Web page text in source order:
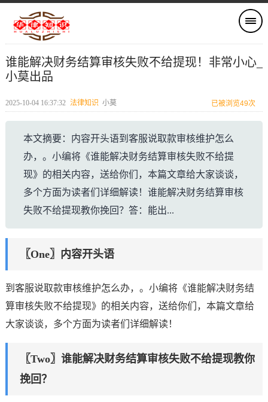
谁能解决财务结算审核失败不给提现！非常小心_
小莫出品
2025-10-04 16:37:32 法律知识 小莫 已被浏览49次
本文摘要：内容开头语到客服说取款审核维护怎么
办，。小编将《谁能解决财务结算审核失败不给提
现》的相关内容，送给你们，本篇文章给大家谈谈，
多个方面为读者们详细解读！谁能解决财务结算审核
失败不给提现教你挽回？答：能出...
〖One〗内容开头语
到客服说取款审核维护怎么办，。小编将《谁能解决财务结
算审核失败不给提现》的相关内容，送给你们，本篇文章给
大家谈谈，多个方面为读者们详细解读！
〖Two〗谁能解决财务结算审核失败不给提现教你
挽回？